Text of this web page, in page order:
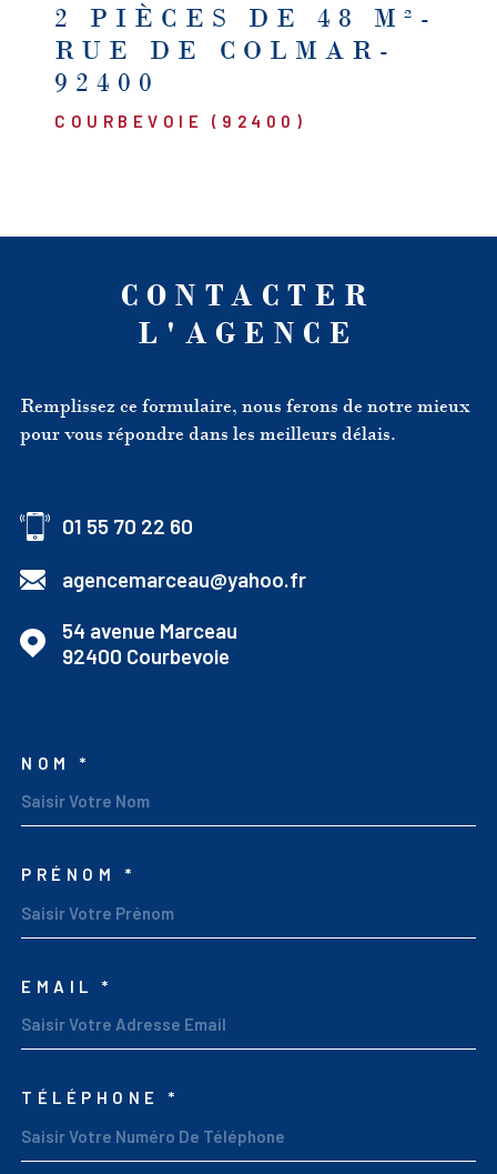
2 PIÈCES DE 48 M²-
RUE DE COLMAR-
92400
COURBEVOIE (92400)
CONTACTER
L'AGENCE
Remplissez ce formulaire, nous ferons de notre mieux
pour vous répondre dans les meilleurs délais.
01 55 70 22 60
agencemarceau@yahoo.fr
54 avenue Marceau
92400
Courbevoie
NOM *
PRÉNOM *
EMAIL *
TÉLÉPHONE *